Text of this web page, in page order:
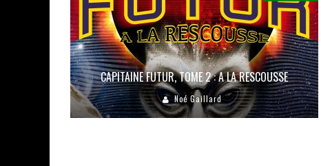
CAPITAINE FUTUR, TOME 2 : A LA RESCOUSSE
Noé Gaillard